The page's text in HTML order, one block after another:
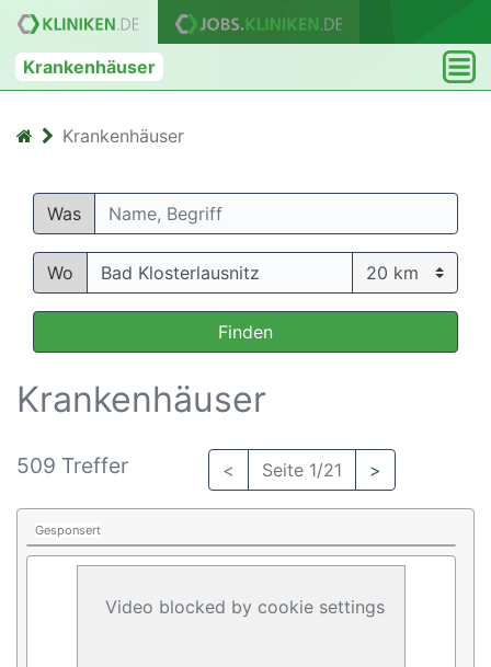
Krankenhäuser
Krankenhäuser
Was
Wo
Finden
Krankenhäuser
509 Treffer < Seite 1/21 >
Gesponsert
Video blocked by cookie settings